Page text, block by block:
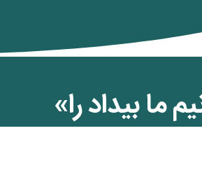
ما بیداد را»